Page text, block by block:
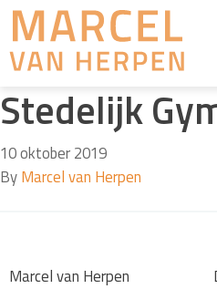
Stedelijk
10 oktober 2019
ByMarcel van Herpen
Marcel van Herpen